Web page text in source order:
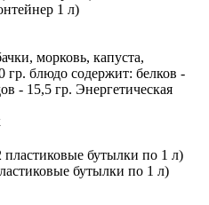
1 л)
морковь, капуста,
блюдо содержит: белков -
- 15,5 гр. Энергетическая
бутылки по 1 л)